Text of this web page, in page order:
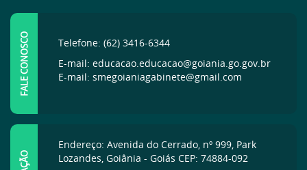
FALE CONOSCO
Telefone: (62) 3416-6344
E-mail: educacao.educacao@goiania.go.gov.br
E-mail: smegoianiagabinete@gmail.com
Endereço: Avenida do Cerrado, nº 999, Park
Lozandes, Goiânia - Goiás CEP: 74884-092